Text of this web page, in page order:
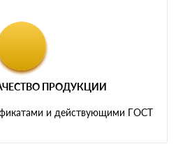
ПРОДУКЦИИ
и действующими ГОСТ